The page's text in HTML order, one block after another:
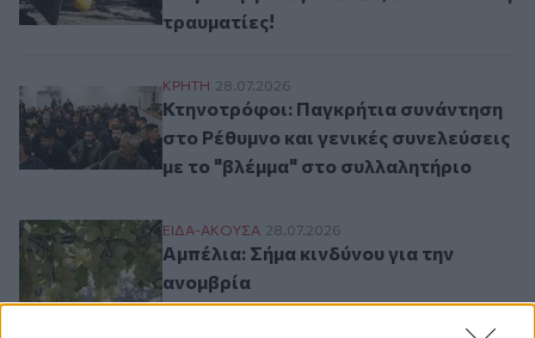
τραυματίες!
Κτηνοτρόφοι: Παγκρήτια συνάντηση στο
ΚΡΗΤΗ 28.07.2026
Κτηνοτρόφοι: Παγκρήτια συνάντηση
στο Ρέθυμνο και γενικές συνελεύσεις
με το "βλέμμα" στο συλλαλητήριο
Αμπέλια: Σήμα κινδύνου για την ανομβρία
ΕΙΔΑ-ΑΚΟΥΣΑ 28.07.2026
Αμπέλια: Σήμα κινδύνου για την
ανομβρία